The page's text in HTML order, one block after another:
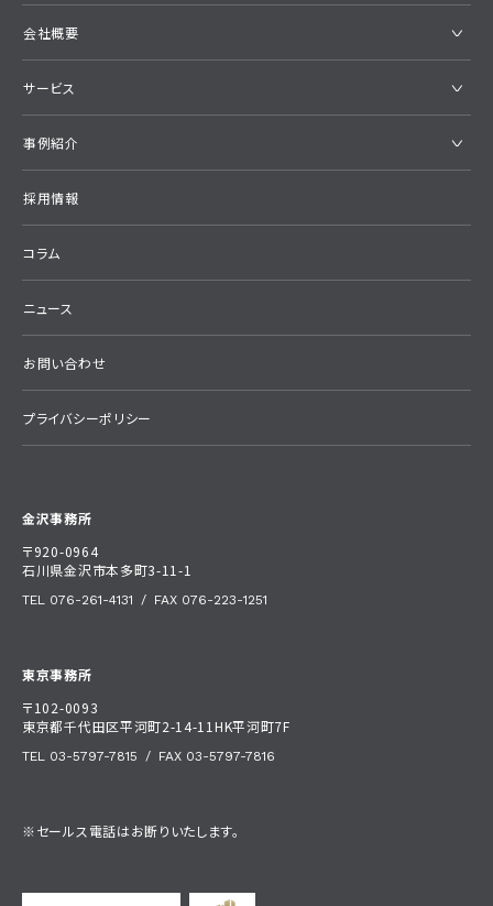
金沢事務所
〒920-0964
石川県金沢市本多町3-11-1
TEL 076-261-4131 / FAX 076-223-1251
東京事務所
〒102-0093
東京都千代田区平河町2-14-11HK平河町7F
TEL 03-5797-7815 / FAX 03-5797-7816
※セールス電話はお断りいたします。
会社概要
サービス
事例紹介
採用情報
コラム
ニュース
お問い合わせ
プライバシーポリシー